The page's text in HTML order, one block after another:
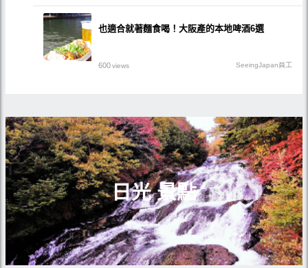
也適合就著麵食喝！大阪產的本地啤酒6選
600views SeeingJapan員工
日光 景點